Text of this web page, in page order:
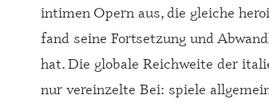
intimen Opern aus, die gleiche
fand seine Fortsetzung und
hat. Die globale Reichweite der
nur vereinzelte Bei: spiele